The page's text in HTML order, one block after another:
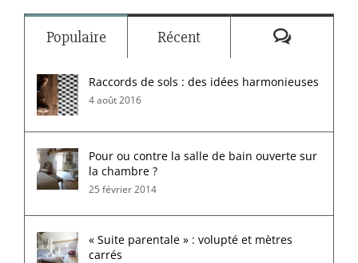
Populaire Récent
Raccords de sols : des idées harmonieuses
4 août 2016
Pour ou contre la salle de bain ouverte sur
la chambre ?
25 février 2014
« Suite parentale » : volupté et mètres
carrés